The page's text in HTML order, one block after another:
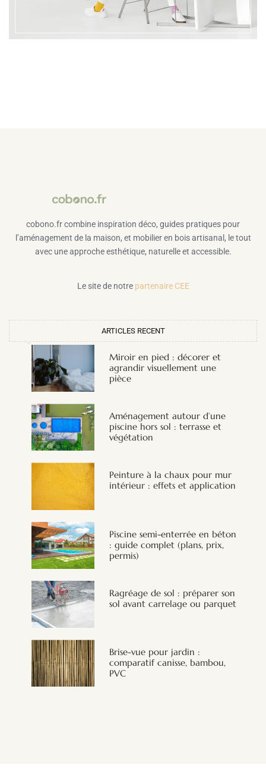
cobono.fr combine inspiration déco, guides pratiques pour
l’aménagement de la maison, et mobilier en bois artisanal, le tout
avec une approche esthétique, naturelle et accessible.
Le site de notre partenaire CEE
ARTICLES RECENT
Miroir en pied : décorer et
agrandir visuellement une
pièce
Aménagement autour d’une
piscine hors sol : terrasse et
végétation
Peinture à la chaux pour mur
intérieur : effets et application
Piscine semi-enterrée en béton
: guide complet (plans, prix,
permis)
Ragréage de sol : préparer son
sol avant carrelage ou parquet
Brise-vue pour jardin :
comparatif canisse, bambou,
PVC